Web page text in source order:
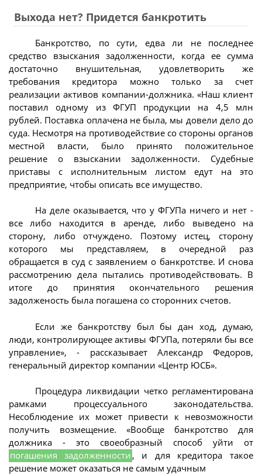
Выхода нет? Придется банкротить
Банкротство, по сути, едва ли не последнее
средство взыскания задолженности, когда ее сумма
достаточно внушительная, удовлетворить же
требования кредитора можно только за счет
реализации активов компании-должника. «Наш клиент
поставил одному из ФГУП продукции на 4,5 млн
рублей. Поставка оплачена не была, мы довели дело до
суда. Несмотря на противодействие со стороны органов
местной власти, было принято положительное
решение о взыскании задолженности. Судебные
приставы с исполнительным листом едут на это
предприятие, чтобы описать все имущество.
На деле оказывается, что у ФГУПа ничего и нет -
все либо находится в аренде, либо выведено на
сторону, либо отчуждено. Поэтому истец, сторону
которого мы представляем, в очередной раз
обращается в суд с заявлением о банкротстве. И снова
рассмотрению дела пытались противодействовать. В
итоге до принятия окончательного решения
задолженость была погашена со сторонних счетов.
Если же банкротству был бы дан ход, думаю,
люди, контролирующее активы ФГУПа, потеряли бы все
управление», - рассказывает Александр Федоров,
генеральный директор компании «Центр ЮСБ».
Процедура ликвидации четко регламентирована
рамками процессуального законодательства.
Несоблюдение их может привести к невозможности
получить возмещение. «Вообще банкротство для
должника - это своеобразный способ уйти от
погашения задолженности , и для кредитора такое
решение может оказаться не самым удачным